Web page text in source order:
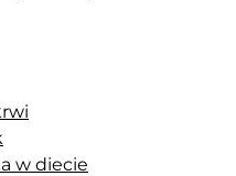
w diecie